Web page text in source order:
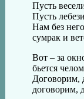
Пусть
Пусть
Нам без
сумрак и
Вот – за
бьется
Договорим,
договорим,